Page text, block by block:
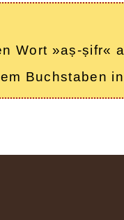
Wort »aṣ-
Buchstaben